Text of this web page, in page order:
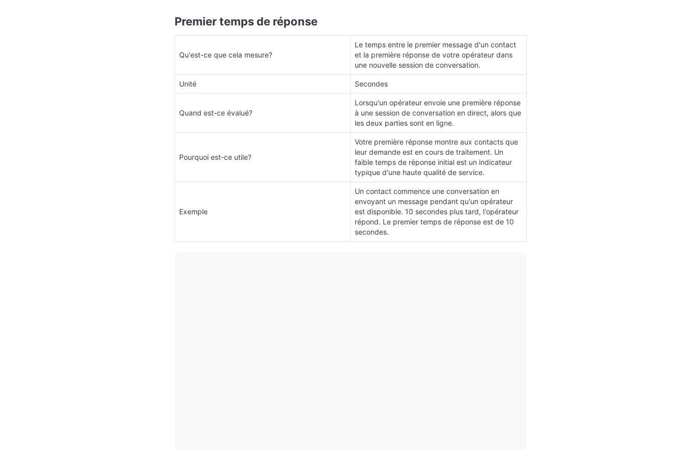
Premier temps de réponse
Qu'est-ce que cela mesure?
Le temps entre le premier message d'un contact
et la première réponse de votre opérateur dans
une nouvelle session de conversation.
Unité Secondes
Quand est-ce évalué?
Lorsqu'un opérateur envoie une première réponse
à une session de conversation en direct, alors que
les deux parties sont en ligne.
Pourquoi est-ce utile?
Votre première réponse montre aux contacts que
leur demande est en cours de traitement. Un
faible temps de réponse initial est un indicateur
typique d'une haute qualité de service.
Exemple
Un contact commence une conversation en
envoyant un message pendant qu'un opérateur
est disponible. 10 secondes plus tard, l'opérateur
répond. Le premier temps de réponse est de 10
secondes.